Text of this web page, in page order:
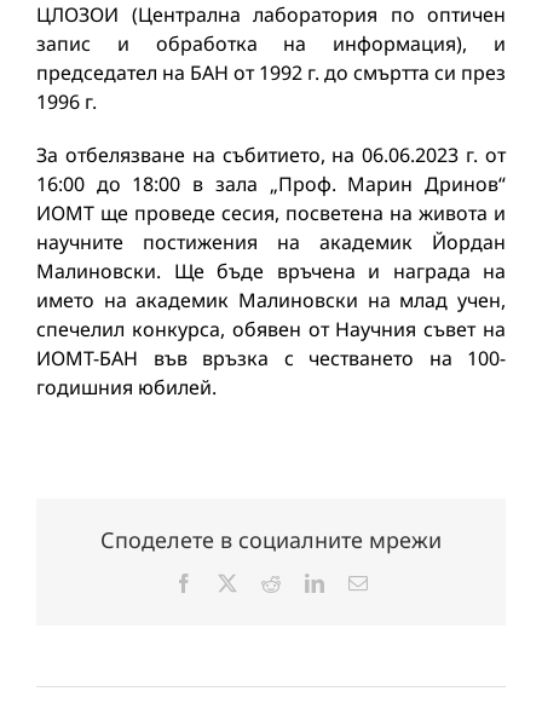
ЦЛОЗОИ (Централна лаборатория по оптичен
запис и обработка на информация), и
председател на БАН от 1992 г. до смъртта си през
1996 г.
За отбелязване на събитието, на 06.06.2023 г. от
16:00 до 18:00 в зала „Проф. Марин Дринов“
ИОМТ ще проведе сесия, посветена на живота и
научните постижения на академик Йордан
Малиновски. Ще бъде връчена и награда на
името на академик Малиновски на млад учен,
спечелил конкурса, обявен от Научния съвет на
ИОМТ-БАН във връзка с честването на 100-
годишния юбилей.
Споделете в социалните мрежи
Facebook RedditLinkedInЕлектронна